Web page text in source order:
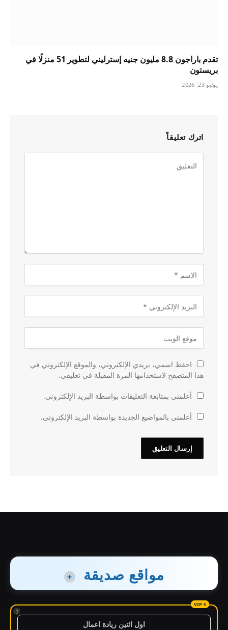
تقدم باراجون 8.8 مليون جنيه إسترليني لتطوير 51 منزلًا في
بريستون
يوليو 23, 2026
اترك تعليقاً
احفظ اسمي، بريدي الإلكتروني، والموقع الإلكتروني في
هذا المتصفح لاستخدامها المرة المقبلة في تعليقي.
أعلمني بمتابعة التعليقات بواسطة البريد الإلكتروني.
أعلمني بالمواضيع الجديدة بواسطة البريد الإلكتروني.
مواقع صديقة +
!
اول اثنين ريادة اعمال